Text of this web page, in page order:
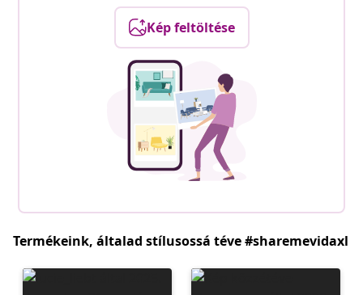
Kép feltöltése
Termékeink, általad stílusossá téve #sharemevidaxl